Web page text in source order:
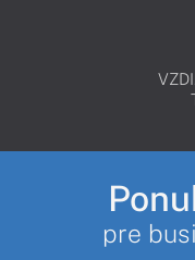
pre